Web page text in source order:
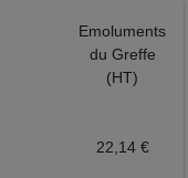
Emoluments
du Greffe
(HT)
22,14 €